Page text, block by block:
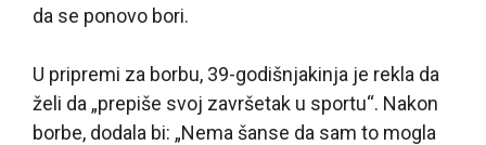
da se ponovo bori.
U pripremi za borbu, 39-godišnjakinja je rekla da
želi da „prepiše svoj završetak u sportu“. Nakon
borbe, dodala bi: „Nema šanse da sam to mogla